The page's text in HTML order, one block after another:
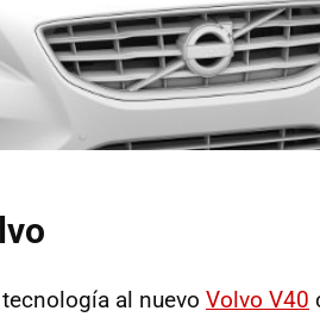
al nuevo Volvo V40